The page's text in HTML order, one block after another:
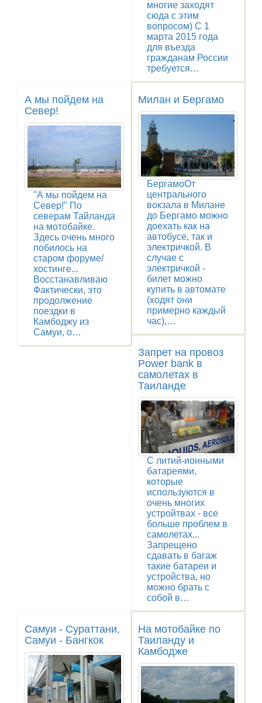
многие заходят
сюда с этим
вопросом) С 1
марта 2015 года
для въезда
гражданам России
требуется…
А мы пойдем на
Север!
"А мы пойдем на
Север!" По
северам Тайланда
на мотобайке.
Здесь очень много
побилось на
старом форуме/
хостинге...
Восстанавливаю
Фактически, это
продолжение
поездки в
Камбоджу из
Самуи, о…
Милан и Бергамо
БергамоОт
центрального
вокзала в Милане
до Бергамо можно
доехать как на
автобусе, так и
электричкой. В
случае с
электричкой -
билет можно
купить в автомате
(ходят они
примерно каждый
час),…
Запрет на провоз
Power bank в
самолетах в
Таиланде
С литий-ионными
батареями,
которые
используются в
очень многих
устройтвах - все
больше проблем в
самолетах...
Запрещено
сдавать в багаж
такие батареи и
устройства, но
можно брать с
собой в…
Самуи - Сураттани,
Самуи - Бангкок
На мотобайке по
Таиланду и
Камбодже